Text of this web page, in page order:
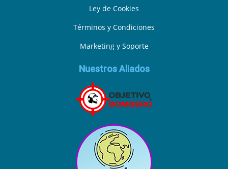
Ley de Cookies
Términos y Condiciones
Marketing y Soporte
Nuestros Aliados